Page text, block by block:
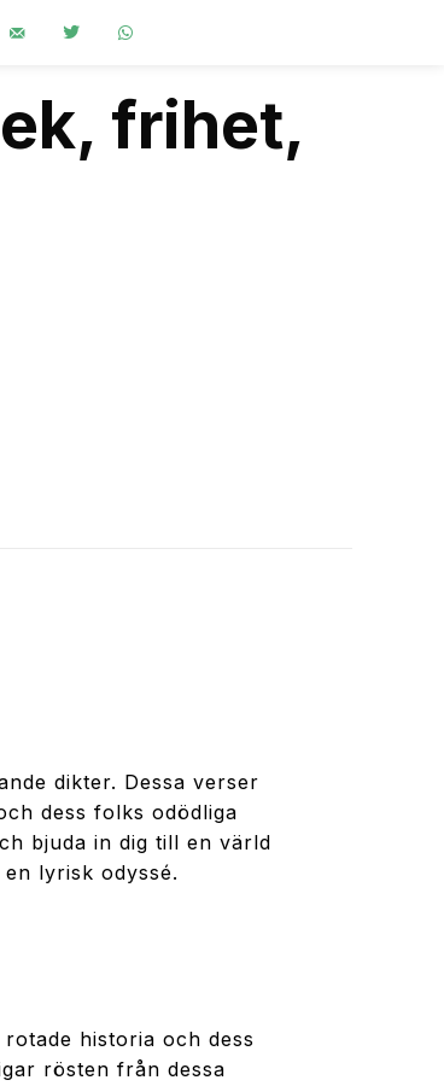
frihet,
dikter. Dessa verser
dess folks odödliga
bjuda in dig till en värld
lyrisk odyssé.
historia och dess
rösten från dessa